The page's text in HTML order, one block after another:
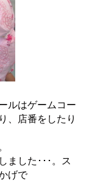
ルはゲームコー
、店番をしたり
ました･･･。ス
げで